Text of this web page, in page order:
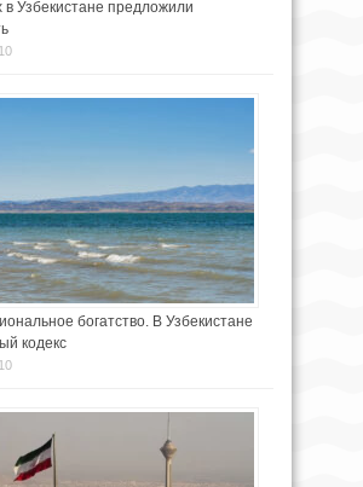
Узбекистане предложили
богатство. В Узбекистане
кодекс